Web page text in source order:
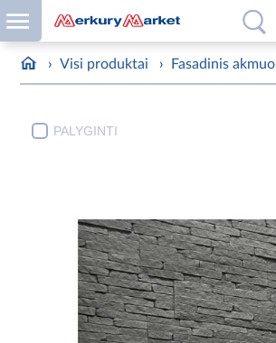
› Visi produktai › Fasadinis akmuo
PALYGINTI